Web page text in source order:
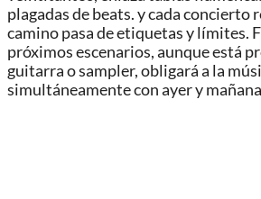
plagadas de beats. y cada concierto
camino pasa de etiquetas y límites.
próximos escenarios, aunque está
guitarra o sampler, obligará a la
simultáneamente con ayer y